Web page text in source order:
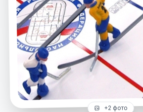
Настільний хокей Stiga
Натисніть для збільшення
+2 фото